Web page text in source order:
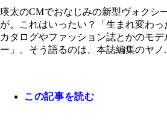
瑛太のCMでおなじみの新型ヴォクシ
が。これはいったい？「生まれ変わっ
カタログやファッション誌とかのモ
ー」。そう語るのは、本誌編集のヤノ
この記事を読む